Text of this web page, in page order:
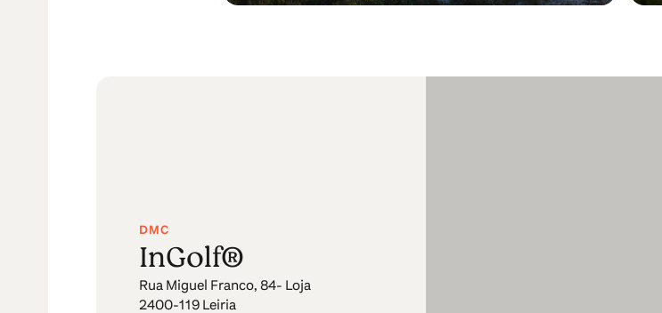
DMC
InGolf®
Rua Miguel Franco, 84- Loja
2400-119 Leiria